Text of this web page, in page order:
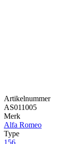
Artikelnummer
AS011005
Merk
Alfa Romeo
Type
156